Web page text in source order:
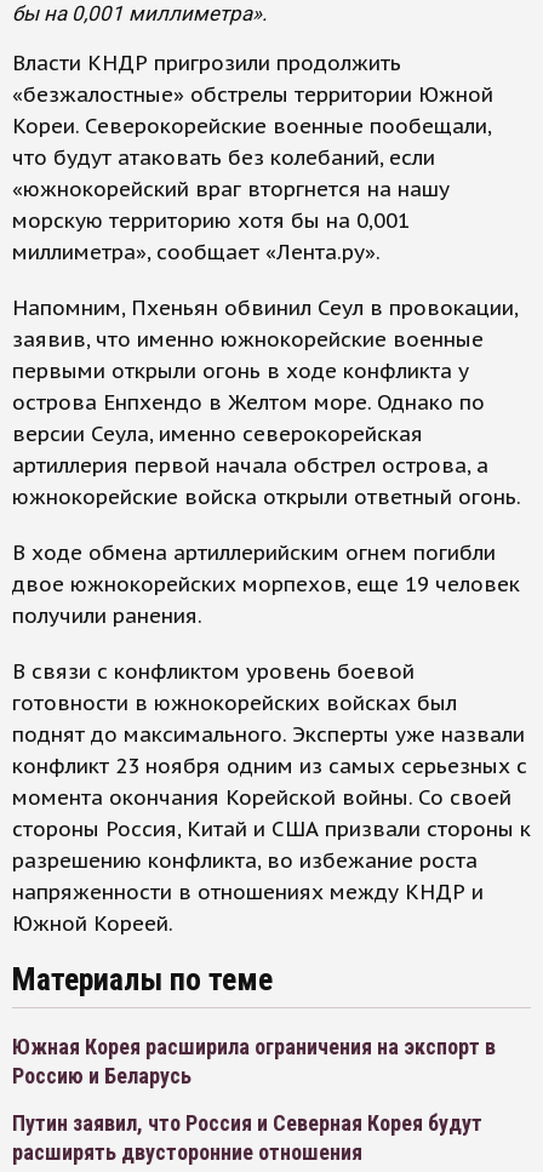
бы на 0,001 миллиметра».
Власти КНДР пригрозили продолжить
«безжалостные» обстрелы территории Южной
Кореи. Северокорейские военные пообещали,
что будут атаковать без колебаний, если
«южнокорейский враг вторгнется на нашу
морскую территорию хотя бы на 0,001
миллиметра», сообщает «Лента.ру».
Напомним, Пхеньян обвинил Сеул в провокации,
заявив, что именно южнокорейские военные
первыми открыли огонь в ходе конфликта у
острова Енпхендо в Желтом море. Однако по
версии Сеула, именно северокорейская
артиллерия первой начала обстрел острова, а
южнокорейские войска открыли ответный огонь.
В ходе обмена артиллерийским огнем погибли
двое южнокорейских морпехов, еще 19 человек
получили ранения.
В связи с конфликтом уровень боевой
готовности в южнокорейских войсках был
поднят до максимального. Эксперты уже назвали
конфликт 23 ноября одним из самых серьезных с
момента окончания Корейской войны. Со своей
стороны Россия, Китай и США призвали стороны к
разрешению конфликта, во избежание роста
напряженности в отношениях между КНДР и
Южной Кореей.
Материалы по теме
Южная Корея расширила ограничения на экспорт в
Россию и Беларусь
Путин заявил, что Россия и Северная Корея будут
расширять двусторонние отношения